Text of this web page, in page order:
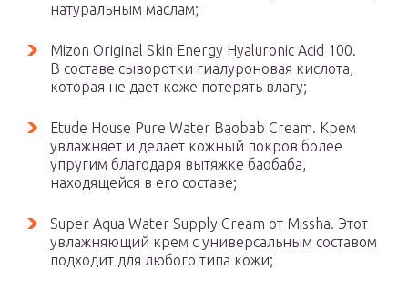
натуральным маслам;
Mizon Original Skin Energy Hyaluronic Acid 100.
В составе сыворотки гиалуроновая кислота,
которая не дает коже потерять влагу;
Etude House Pure Water Baobab Cream. Крем
увлажняет и делает кожный покров более
упругим благодаря вытяжке баобаба,
находящейся в его составе;
Super Aqua Water Supply Cream от Missha. Этот
увлажняющий крем с универсальным составом
подходит для любого типа кожи;